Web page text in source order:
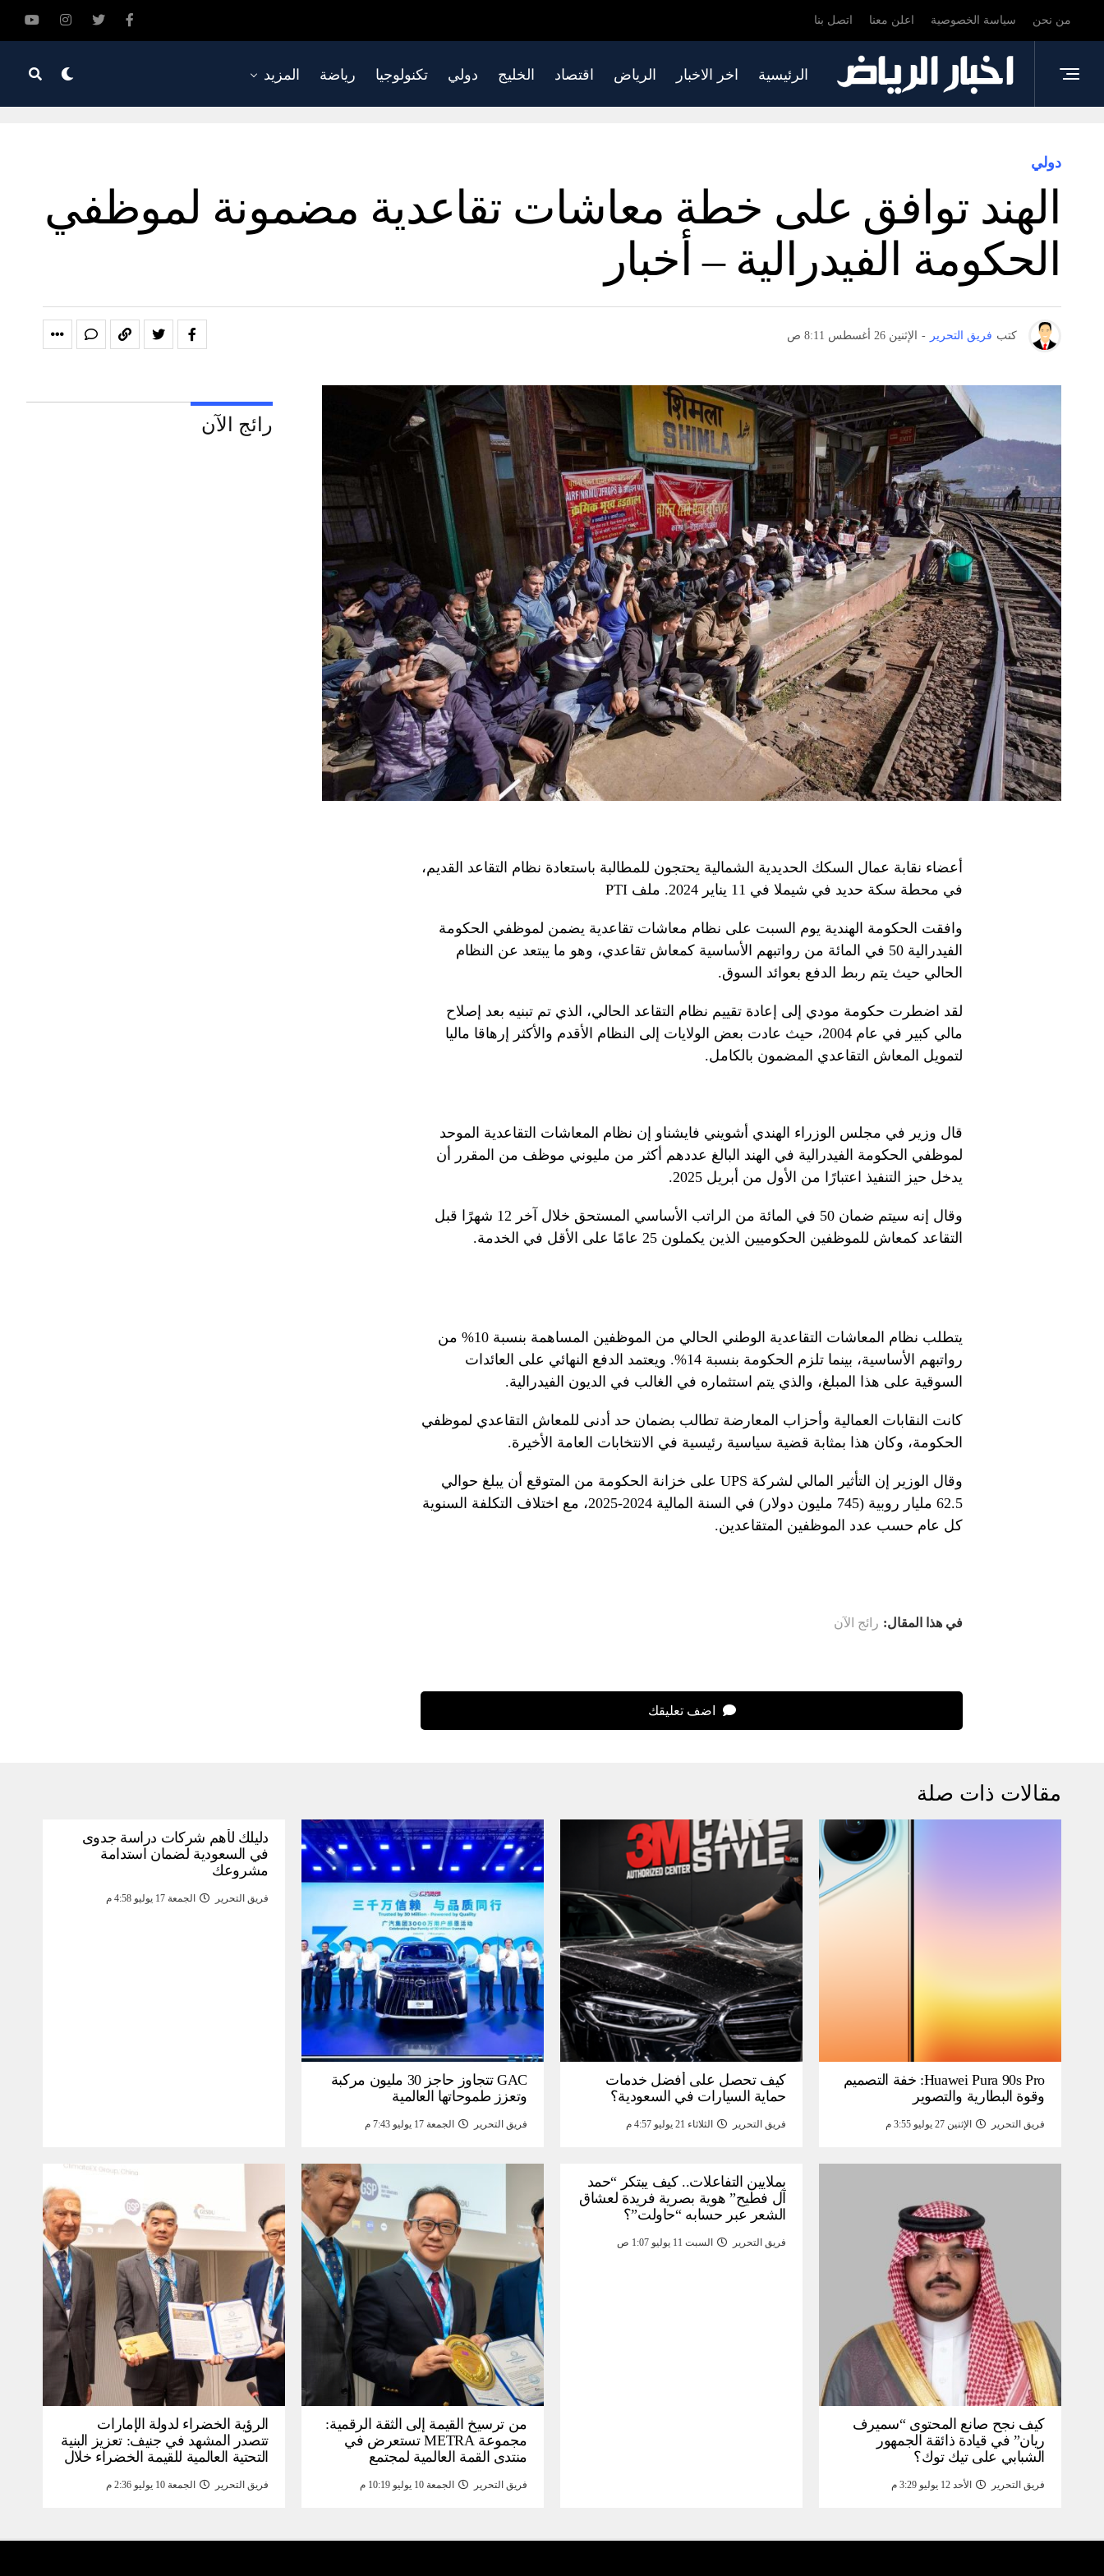
من نحن سياسة الخصوصية اعلن معنا اتصل بنا
الرئيسية اخر الاخبار الرياض اقتصاد الخليج دولي تكنولوجيا رياضة المزيد
دولي
الهند توافق على خطة معاشات تقاعدية مضمونة لموظفي
الحكومة الفيدرالية – أخبار
كتب فريق التحرير - الإثنين 26 أغسطس 8:11 ص
أعضاء نقابة عمال السكك الحديدية الشمالية يحتجون للمطالبة باستعادة نظام التقاعد القديم،
في محطة سكة حديد في شيملا في 11 يناير 2024. ملف PTI
وافقت الحكومة الهندية يوم السبت على نظام معاشات تقاعدية يضمن لموظفي الحكومة
الفيدرالية 50 في المائة من رواتبهم الأساسية كمعاش تقاعدي، وهو ما يبتعد عن النظام
الحالي حيث يتم ربط الدفع بعوائد السوق.
لقد اضطرت حكومة مودي إلى إعادة تقييم نظام التقاعد الحالي، الذي تم تبنيه بعد إصلاح
مالي كبير في عام 2004، حيث عادت بعض الولايات إلى النظام الأقدم والأكثر إرهاقا ماليا
لتمويل المعاش التقاعدي المضمون بالكامل.
قال وزير في مجلس الوزراء الهندي أشويني فايشناو إن نظام المعاشات التقاعدية الموحد
لموظفي الحكومة الفيدرالية في الهند البالغ عددهم أكثر من مليوني موظف من المقرر أن
يدخل حيز التنفيذ اعتبارًا من الأول من أبريل 2025.
وقال إنه سيتم ضمان 50 في المائة من الراتب الأساسي المستحق خلال آخر 12 شهرًا قبل
التقاعد كمعاش للموظفين الحكوميين الذين يكملون 25 عامًا على الأقل في الخدمة.
يتطلب نظام المعاشات التقاعدية الوطني الحالي من الموظفين المساهمة بنسبة 10% من
رواتبهم الأساسية، بينما تلزم الحكومة بنسبة 14%. ويعتمد الدفع النهائي على العائدات
السوقية على هذا المبلغ، والذي يتم استثماره في الغالب في الديون الفيدرالية.
كانت النقابات العمالية وأحزاب المعارضة تطالب بضمان حد أدنى للمعاش التقاعدي لموظفي
الحكومة، وكان هذا بمثابة قضية سياسية رئيسية في الانتخابات العامة الأخيرة.
وقال الوزير إن التأثير المالي لشركة UPS على خزانة الحكومة من المتوقع أن يبلغ حوالي
62.5 مليار روبية (745 مليون دولار) في السنة المالية 2024-2025، مع اختلاف التكلفة السنوية
كل عام حسب عدد الموظفين المتقاعدين.
في هذا المقال: رائج الآن
اضف تعليقك
رائج الآن
مقالات ذات صلة
Huawei Pura 90s Pro: خفة التصميم
وقوة البطارية والتصوير
فريق التحرير الإثنين 27 يوليو 3:55 م
كيف تحصل على أفضل خدمات
حماية السيارات في السعودية؟
فريق التحرير الثلاثاء 21 يوليو 4:57 م
GAC تتجاوز حاجز 30 مليون مركبة
وتعزز طموحاتها العالمية
فريق التحرير الجمعة 17 يوليو 7:43 م
دليلك لأهم شركات دراسة جدوى
في السعودية لضمان استدامة
مشروعك
فريق التحرير الجمعة 17 يوليو 4:58 م
كيف نجح صانع المحتوى “سميرف
ريان” في قيادة ذائقة الجمهور
الشبابي على تيك توك؟
فريق التحرير الأحد 12 يوليو 3:29 م
بملايين التفاعلات.. كيف يبتكر “حمد
آل فطيح” هوية بصرية فريدة لعشاق
الشعر عبر حسابه “حاولت”؟
فريق التحرير السبت 11 يوليو 1:07 ص
من ترسيخ القيمة إلى الثقة الرقمية:
مجموعة METRA تستعرض في
منتدى القمة العالمية لمجتمع
تحتية للأصول الرقمية المدعومة
فريق التحرير الجمعة 10 يوليو 10:19 م
الرؤية الخضراء لدولة الإمارات
تتصدر المشهد في جنيف: تعزيز البنية
التحتية العالمية للقيمة الخضراء خلال
المعلومات WSIS 2026 وقمة “الذكاء
فريق التحرير الجمعة 10 يوليو 2:36 م